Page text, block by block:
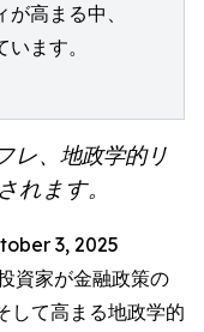
高まる中、
ます。
レ、地政学的リ
れます。
3, 2025
資家が金融政策の
して高まる地政学的